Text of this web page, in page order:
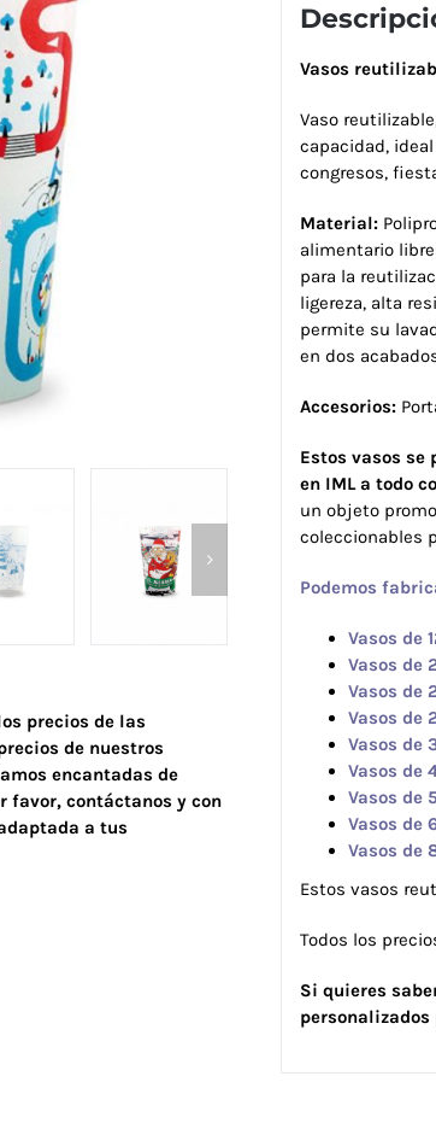
precios de las
de nuestros
encantadas de
favor, contáctanos y con
a tus
Vasos
Vaso
capacidad,
congresos,
Material:
alimentario
para la
ligereza, alta
permite su
en dos
Accesorios:
Estos vasos
en IML a todo
un objeto
coleccionables
Podemos
Vasos de
Vasos de
Vasos de
Vasos de
Vasos de
Vasos de
Vasos de
Vasos de
Vasos de
Estos vasos
Todos los
Si quieres